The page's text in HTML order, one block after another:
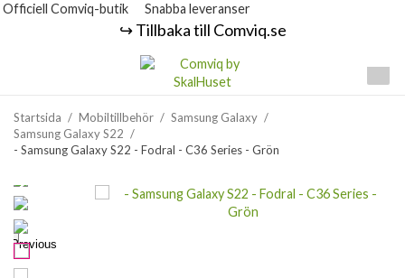
Officiell Comviq-butik Snabba leveranser
↪️ Tillbaka till Comviq.se
Startsida / Mobiltillbehör / Samsung Galaxy /
Samsung Galaxy S22 /
- Samsung Galaxy S22 - Fodral - C36 Series - Grön
Previous